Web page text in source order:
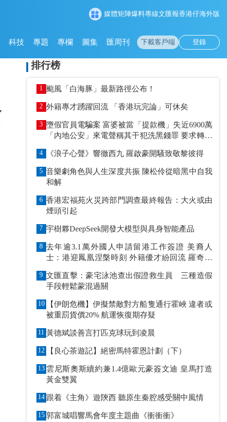
媒體矩陣爆料專線文匯報香港仔海外版
科技 專題 專欄 圖集 匯周刊 下載客戶端 登錄
排行榜
1 颱風「白海豚」最新路徑公布！
2 外籍專才踴躍回流 「香港玩完論」可休矣
3 墮假官員電騙案 富婆被當「提款機」失近6900萬
「內地公安」來電聲稱其干犯洗黑錢罪 要求轉賬
4 《浪子心聲》響徹西九 羅啟豪開騷致敬黎彼得
5 音樂劇角色與人生深度共振 陳松伶從暗黑中自我
和解
6 香港宏福苑火災跨部門調查最終報告：大火或由
煙頭引起
7 宇樹夥DeepSeek開發大模型與具身智能產品
8 去年逾3.1萬外國人申請留港工作簽證 美裔人
士：港迎鳳凰涅槃時刻 外籍優才紛回流 羅奇抹
9 文匯直擊：豪宅泳池查出假證救生員 三種造假
手段輕鬆蒙混過關
10
【伊朗危機】伊擬禁敵對方船隻通行霍峽 違者或
被重罰貨價20% 航運恢復期存疑
11 黃德斌談善言打匹克球玩到凌晨
12 【良心茶遊記】絕密馬特霍恩計劃（下）
13 雲尼斯奧斯續約兼1.4億歐元豪簽文迪 皇馬打造
黃金雙翼
14 跟着《主角》遊陝西 聽原生秦腔感受關中風情
15 郭富城唱響馬會年度主題曲《衝衝衝》